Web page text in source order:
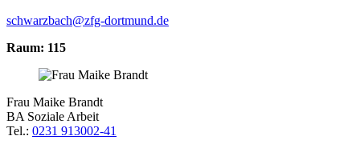
schwarzbach@zfg-dortmund.de
Raum: 115
Frau Maike Brandt
BA Soziale Arbeit
Tel.: 0231 913002-41